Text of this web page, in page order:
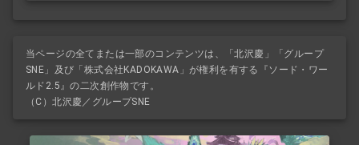
当ページの全てまたは一部のコンテンツは、「北沢慶」「グループ
SNE」及び「株式会社KADOKAWA」が権利を有する『ソード・ワー
ルド2.5』の二次創作物です。
（C）北沢慶／グループSNE